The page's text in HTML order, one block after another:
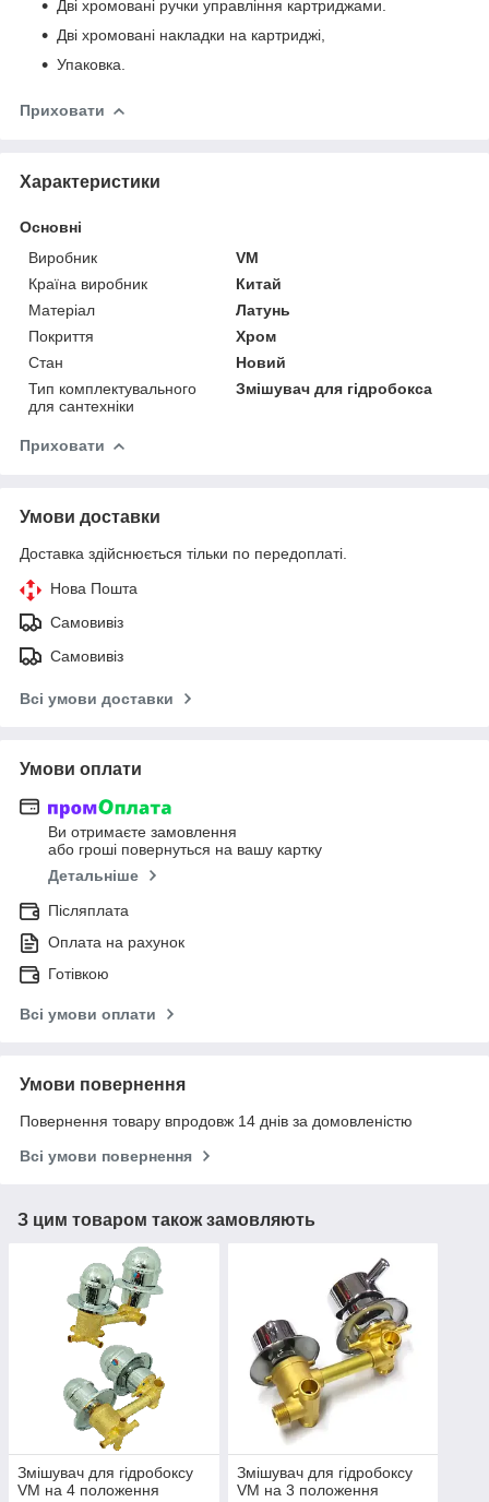
Дві хромовані ручки управління картриджами.
Дві хромовані накладки на картриджі,
Упаковка.
Приховати
Характеристики
Основні
Виробник
VM
Країна виробник
Китай
Матеріал
Латунь
Покриття
Хром
Стан
Новий
Тип комплектувального
для сантехніки
Змішувач для гідробокса
Приховати
Умови доставки
Доставка здійснюється тільки по передоплаті.
Нова Пошта
Самовивіз
Самовивіз
Всі умови доставки
Умови оплати
Ви отримаєте замовлення
або гроші повернуться на вашу картку
Детальніше
Післяплата
Оплата на рахунок
Готівкою
Всі умови оплати
Умови повернення
Повернення товару впродовж 14 днів за домовленістю
Всі умови повернення
З цим товаром також замовляють
Змішувач для гідробоксу
VM на 4 положення
Змішувач для гідробоксу
VM на 3 положення